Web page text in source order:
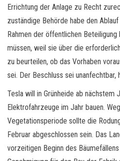
Errichtung der Anlage zu Recht
zuständige Behörde habe den
Rahmen der öffentlichen
müssen, weil sie über die
zu beurteilen, ob das Vorhaben
sei. Der Beschluss sei unanfechtbar,
Tesla will in Grünheide ab nächstem
Elektrofahrzeuge im Jahr bauen.
Vegetationsperiode sollte die
Februar abgeschlossen sein. Das
vorzeitigen Beginn des